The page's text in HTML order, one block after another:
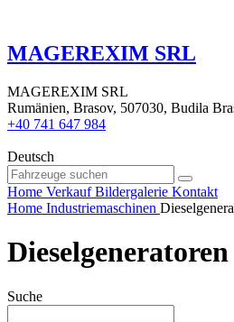
MAGEREXIM SRL
MAGEREXIM SRL
Rumänien, Brasov, 507030, Budila
+40 741 647 984
Deutsch
Home Verkauf Bildergalerie Kontakt
Home Industriemaschinen
Dieselgeneratoren
Suche